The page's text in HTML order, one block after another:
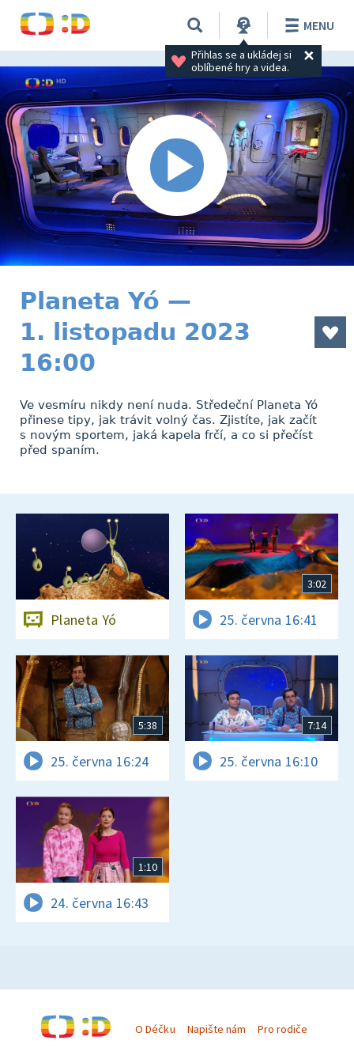
Přihlas se a ukládej si
oblíbené hry a videa.
MENU
Planeta Yó —
1. listopadu 2023
16:00
Ve vesmíru nikdy není nuda. Středeční Planeta Yó
přinese tipy, jak trávit volný čas. Zjistíte, jak začít
s novým sportem, jaká kapela frčí, a co si přečíst
před spaním.
Planeta Yó
3:02
25. června 16:41
5:38
25. června 16:24
7:14
25. června 16:10
1:10
24. června 16:43
O Déčku Napište nám Pro rodiče